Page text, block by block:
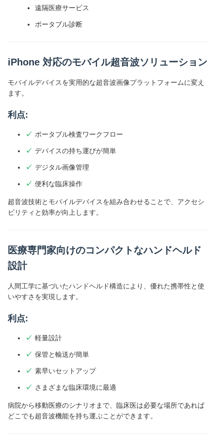
遠隔医療サービス
ポータブル診断
iPhone 対応のモバイル超音波ソリューション
モバイルデバイスを実用的な超音波画像プラットフォームに変え
ます。
利点:
ポータブル検査ワークフロー
デバイスの持ち運びが簡単
デジタル画像管理
便利な臨床操作
超音波技術とモバイルデバイスを組み合わせることで、アクセシ
ビリティと効率が向上します。
医療専門家向けのコンパクトなハンドヘルド
設計
人間工学に基づいたハンドヘルド構造により、優れた携帯性と使
いやすさを実現します。
利点:
軽量設計
保管と輸送が簡単
素早いセットアップ
さまざまな臨床環境に最適
病院から移動医療のシナリオまで、臨床医は必要な場所であれば
どこでも超音波機能を持ち運ぶことができます。